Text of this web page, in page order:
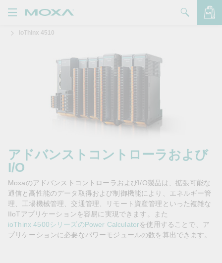
品
問い合わせ
ートナー・ゾーン
Moxa
ioThinx 4510
アドバンストコントローラおよび
I/O
MoxaのアドバンストコントローラおよびI/O製品は、拡張可能な
通信と高性能のデータ取得および制御機能により、エネルギー管
理、工場機械管理、交通管理、リモート資産管理といった複雑な
IIoTアプリケーションを容易に実現できます。また
ioThinx 4500シリーズのPower Calculatorを使用することで、ア
プリケーションに必要なパワーモジュールの数を算出できます。